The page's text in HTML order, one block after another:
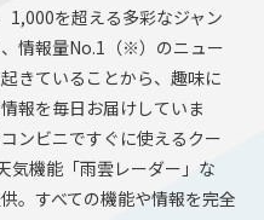
1,000を超える多彩なジャン
情報量No.1（※）のニュー
きていることから、趣味に
報を毎日お届けしていま
ンビニですぐに使えるクー
気機能「雨雲レーダー」な
。すべての機能や情報を完全